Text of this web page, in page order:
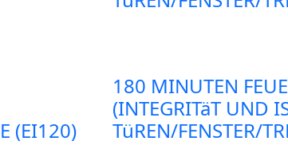
(EI120)
180 MINUTEN
(INTEGRITäT UND
TüREN/FENSTER/